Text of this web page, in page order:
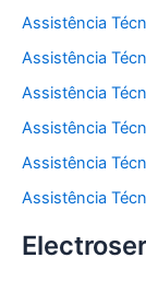
Assistência
Assistência
Assistência
Assistência
Assistência
Assistência